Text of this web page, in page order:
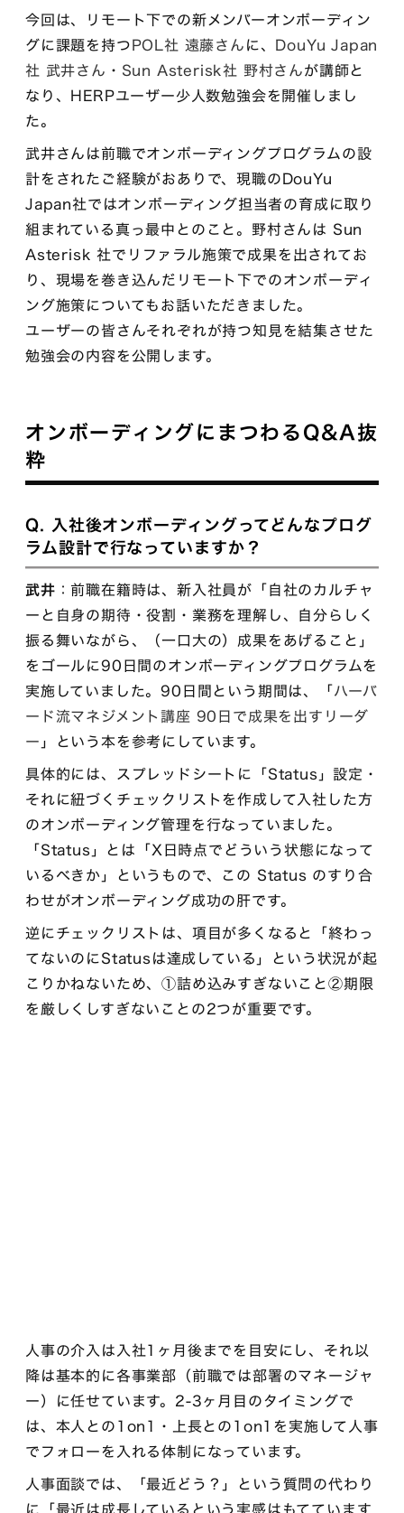
今回は、リモート下での新メンバーオンボーディン
グに課題を持つPOL社 遠藤さんに、 DouYu Japan
社 武井さん ・ Sun Asterisk社 野村さんが講師と
なり、HERPユーザー少人数勉強会を開催しまし
た。
武井さんは前職でオンボーディングプログラムの設
計をされたご経験がおありで、現職のDouYu
Japan社ではオンボーディング担当者の育成に取り
組まれている真っ最中とのこと。野村さんは Sun
Asterisk 社でリファラル施策で成果を出されてお
り、現場を巻き込んだリモート下でのオンボーディ
ング施策についてもお話いただきました。
ユーザーの皆さんそれぞれが持つ知見を結集させた
勉強会の内容を公開します。
オンボーディングにまつわるQ&A抜
粋
Q. 入社後オンボーディングってどんなプログ
ラム設計で行なっていますか？
武井 ：前職在籍時は、新入社員が「自社のカルチャ
ーと自身の期待・役割・業務を理解し、自分らしく
振る舞いながら、（一口大の）成果をあげること」
をゴールに90日間のオンボーディングプログラムを
実施していました。90日間という期間は、「ハーバ
ード流マネジメント講座 90日で成果を出すリーダ
ー」という本を参考にしています。
具体的には、スプレッドシートに「Status」設定・
それに紐づくチェックリストを作成して入社した方
のオンボーディング管理を行なっていました。
「Status」とは「X日時点でどういう状態になって
いるべきか」というもので、この Status のすり合
わせがオンボーディング成功の肝です。
逆にチェックリストは、項目が多くなると「終わっ
てないのにStatusは達成している」という状況が起
こりかねないため、①詰め込みすぎないこと②期限
を厳しくしすぎないことの2つが重要です。
人事の介入は入社1ヶ月後までを目安にし、それ以
降は基本的に各事業部（前職では部署のマネージャ
ー）に任せています。2-3ヶ月目のタイミングで
は、本人との1on1・上長との1on1を実施して人事
でフォローを入れる体制になっています。
人事面談では、「最近どう？」という質問の代わり